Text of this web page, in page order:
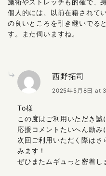
施術やストレッチも的確で、
個人的には、以前在籍されて
の良いところを引き継いでる
す。また伺いますね。
西野拓司
2025年5月8日 at
To様
この度はご利用いただき誠
応援コメントたいへん励み
次回ご利用いただく際は
みます！
ぜひまたムギュっと密着